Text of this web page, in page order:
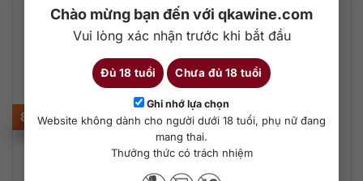
Chào mừng bạn đến với qkawine.com
Vui lòng xác nhận trước khi bắt đầu
Đủ 18 tuổi Chưa đủ 18 tuổi
Ghi nhớ lựa chọn
Website không dành cho người dưới 18 tuổi, phụ nữ đang
mang thai.
Thưởng thức có trách nhiệm
Rượu vodka Skyy 90
880.000₫
Rượu Vodka Grey
Goose VX 750ml
2.350.000₫